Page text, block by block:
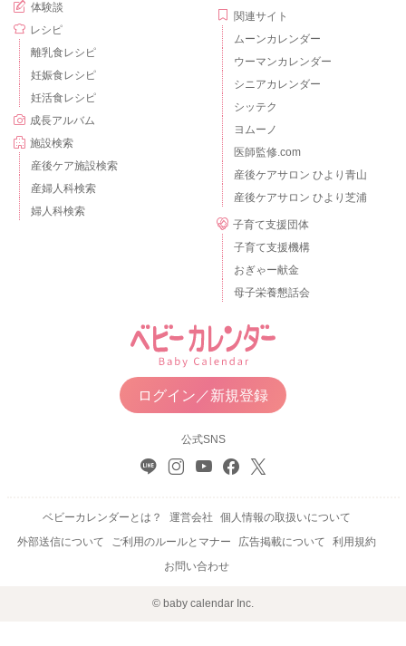
体験談
レシピ
離乳食レシピ
妊娠食レシピ
妊活食レシピ
成長アルバム
施設検索
産後ケア施設検索
産婦人科検索
婦人科検索
関連サイト
ムーンカレンダー
ウーマンカレンダー
シニアカレンダー
シッテク
ヨムーノ
医師監修.com
産後ケアサロン ひより青山
産後ケアサロン ひより芝浦
子育て支援団体
子育て支援機構
おぎゃー献金
母子栄養懇話会
ログイン／新規登録
公式SNS
ベビーカレンダーとは？ 運営会社
個人情報の取扱いについて
外部送信について
ご利用のルールとマナー 広告掲載について
利用規約
お問い合わせ
© baby calendar Inc.